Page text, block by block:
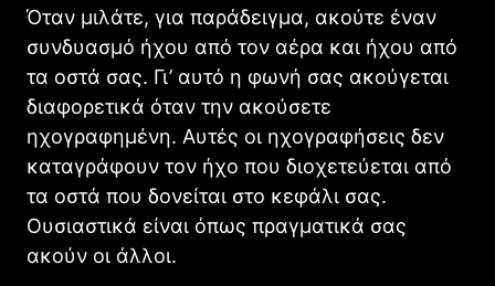
Όταν μιλάτε, για παράδειγμα, ακούτε έναν
συνδυασμό ήχου από τον αέρα και ήχου από
τα οστά σας. Γι’ αυτό η φωνή σας ακούγεται
διαφορετικά όταν την ακούσετε
ηχογραφημένη. Αυτές οι ηχογραφήσεις δεν
καταγράφουν τον ήχο που διοχετεύεται από
τα οστά που δονείται στο κεφάλι σας.
Ουσιαστικά είναι όπως πραγματικά σας
ακούν οι άλλοι.